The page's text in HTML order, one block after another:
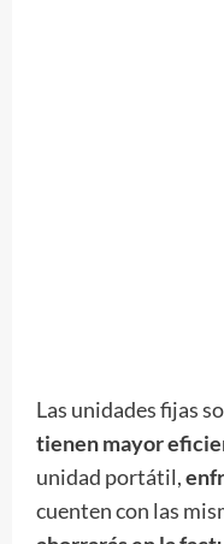
Las unidades fijas
tienen mayor
unidad portátil,
cuenten con las